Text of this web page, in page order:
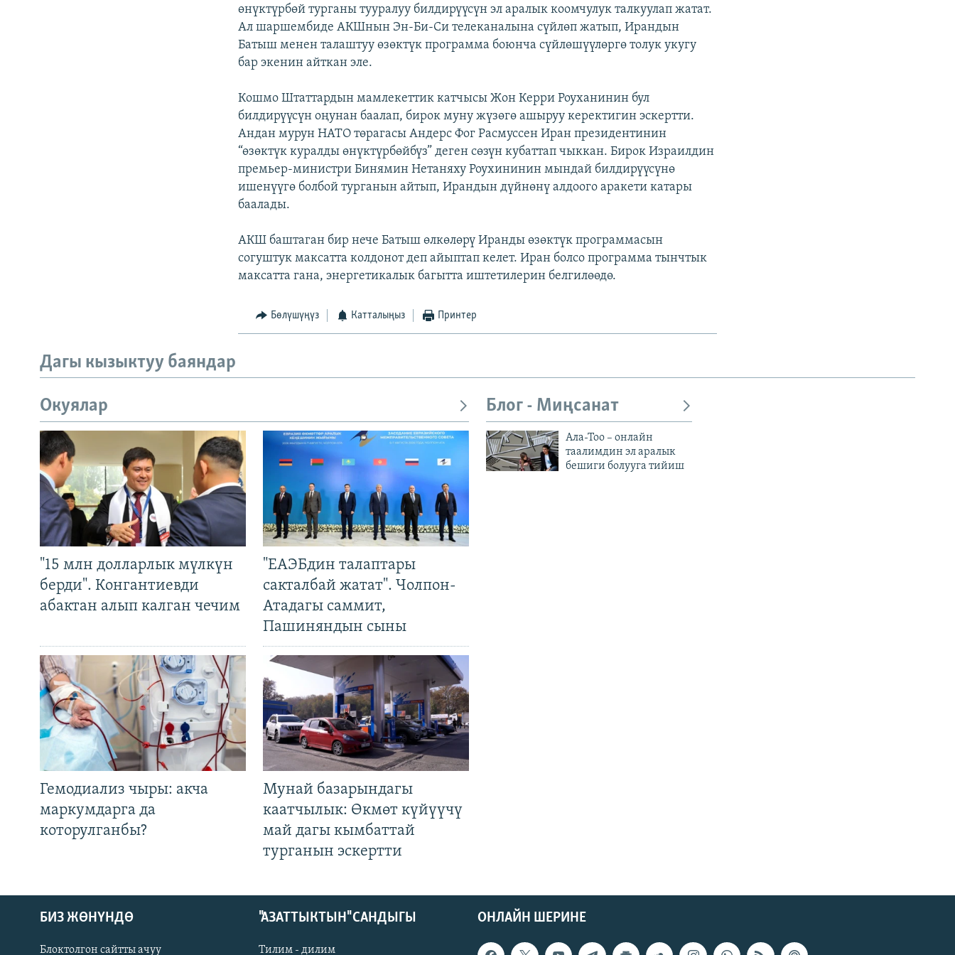
өнүктүрбөй турганы тууралуу билдирүүсүн эл аралык коомчулук талкуулап жатат.
Ал шаршембиде АКШнын Эн-Би-Си телеканалына сүйлөп жатып, Ирандын
Батыш менен талаштуу өзөктүк программа боюнча сүйлөшүүлөргө толук укугу
бар экенин айткан эле.
Кошмо Штаттардын мамлекеттик катчысы Жон Керри Роуханинин бул
билдирүүсүн оңунан баалап, бирок муну жүзөгө ашыруу керектигин эскертти.
Андан мурун НАТО төрагасы Андерс Фог Расмуссен Иран президентинин
“өзөктүк куралды өнүктүрбөйбүз” деген сөзүн кубаттап чыккан. Бирок Израилдин
премьер-министри Бинямин Нетаняху Роухининин мындай билдирүүсүнө
ишенүүгө болбой турганын айтып, Ирандын дүйнөнү алдоого аракети катары
баалады.
АКШ баштаган бир нече Батыш өлкөлөрү Иранды өзөктүк программасын
согуштук максатта колдонот деп айыптап келет. Иран болсо программа тынчтык
максатта гана, энергетикалык багытта иштетилерин белгилөөдө.
Бөлүшүңүз Катталыңыз Принтер
Дагы кызыктуу баяндар
Окуялар
"15 млн долларлык мүлкүн
берди". Конгантиевди
абактан алып калган чечим
"ЕАЭБдин талаптары
сакталбай жатат". Чолпон-
Атадагы саммит,
Пашиняндын сыны
Гемодиализ чыры: акча
маркумдарга да
которулганбы?
Мунай базарындагы
каатчылык: Өкмөт күйүүчү
май дагы кымбаттай
турганын эскертти
Блог - Миңсанат
Ала-Тоо – онлайн
таалимдин эл аралык
бешиги болууга тийиш
ОНЛАЙН ШЕРИНЕ
БИЗ ЖӨНҮНДӨ
Блоктолгон сайтты ачуу
"АЗАТТЫКТЫН" САНДЫГЫ
Тилим - дилим